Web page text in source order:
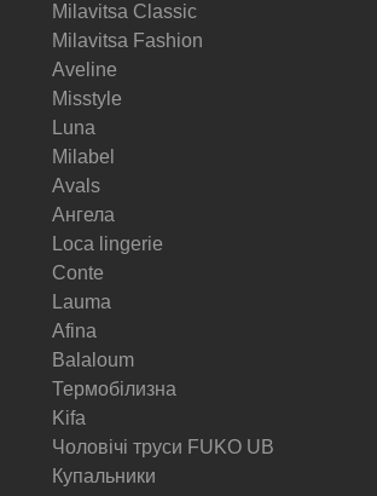
Milavitsa Classic
Milavitsa Fashion
Aveline
Misstyle
Luna
Milabel
Avals
Ангела
Loca lingerie
Conte
Lauma
Afina
Balaloum
Термобілизна
Kifa
Чоловічі труси FUKO UB
Купальники